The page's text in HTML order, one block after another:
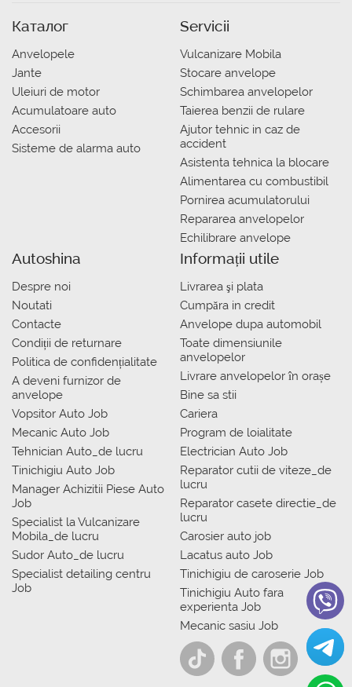
Каталог
Anvelopele
Jante
Uleiuri de motor
Acumulatoare auto
Accesorii
Sisteme de alarma auto
Servicii
Vulcanizare Mobila
Stocare anvelope
Schimbarea anvelopelor
Taierea benzii de rulare
Ajutor tehnic in caz de
accident
Asistenta tehnica la blocare
Alimentarea cu combustibil
Pornirea acumulatorului
Repararea anvelopelor
Echilibrare anvelope
Autoshina
Despre noi
Noutati
Contacte
Condiții de returnare
Politica de confidențialitate
A deveni furnizor de
anvelope
Vopsitor Auto Job
Mecanic Auto Job
Tehnician Auto_de lucru
Tinichigiu Auto Job
Manager Achizitii Piese Auto
Job
Specialist la Vulcanizare
Mobila_de lucru
Sudor Auto_de lucru
Specialist detailing centru
Job
Informații utile
Livrarea şi plata
Сumpăra in credit
Anvelope dupa automobil
Toate dimensiunile
anvelopelor
Livrare anvelopelor în orașe
Bine sa stii
Cariera
Program de loialitate
Electrician Auto Job
Reparator cutii de viteze_de
lucru
Reparator casete directie_de
lucru
Carosier auto job
Lacatus auto Job
Tinichigiu de caroserie Job
Tinichigiu Auto fara
experienta Job
Mecanic sasiu Job